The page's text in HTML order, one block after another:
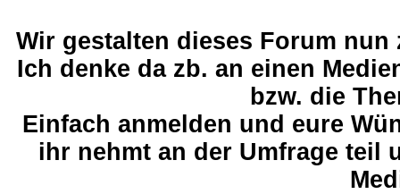
Wir gestalten dieses Forum
Ich denke da zb. an einen
bzw. die
Einfach anmelden und eure
ihr nehmt an der Umfrage teil